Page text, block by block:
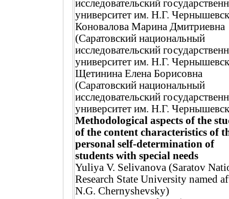
исследовательский
университет им. Н.Г.
Коновалова Марина Дмитриевна
(Саратовский национальный
исследовательский
университет им. Н.Г.
Щетинина Елена Борисовна
(Саратовский национальный
исследовательский
университет им. Н.Г.
Methodological aspects of the
of the content characteristics of
personal self-determination of
students with special needs
Yuliya V. Selivanova (Saratov
Research State University named
N.G. Chernyshevsky)